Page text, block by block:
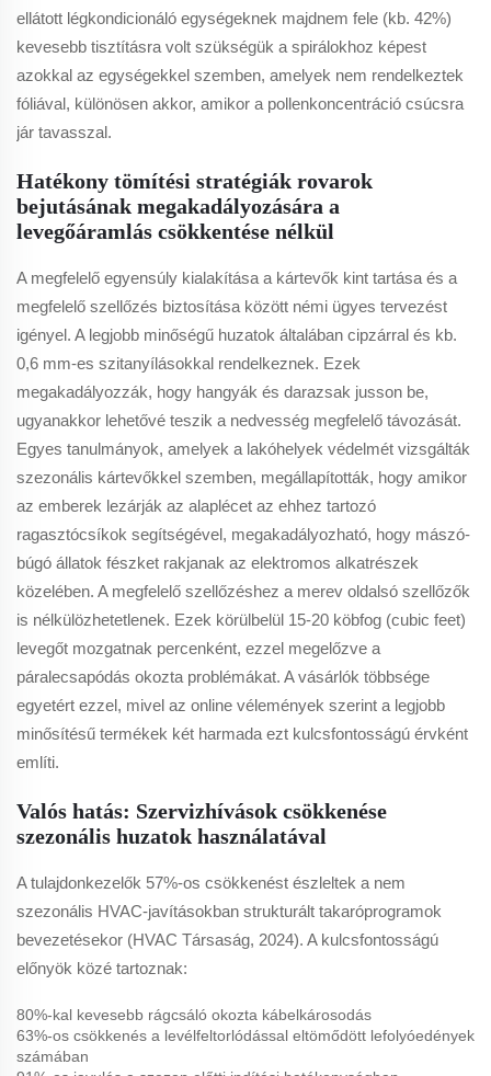
ellátott légkondicionáló egységeknek majdnem fele (kb. 42%)
kevesebb tisztításra volt szükségük a spirálokhoz képest
azokkal az egységekkel szemben, amelyek nem rendelkeztek
fóliával, különösen akkor, amikor a pollenkoncentráció csúcsra
jár tavasszal.
Hatékony tömítési stratégiák rovarok
bejutásának megakadályozására a
levegőáramlás csökkentése nélkül
A megfelelő egyensúly kialakítása a kártevők kint tartása és a
megfelelő szellőzés biztosítása között némi ügyes tervezést
igényel. A legjobb minőségű huzatok általában cipzárral és kb.
0,6 mm-es szitanyílásokkal rendelkeznek. Ezek
megakadályozzák, hogy hangyák és darazsak jusson be,
ugyanakkor lehetővé teszik a nedvesség megfelelő távozását.
Egyes tanulmányok, amelyek a lakóhelyek védelmét vizsgálták
szezonális kártevőkkel szemben, megállapították, hogy amikor
az emberek lezárják az alaplécet az ehhez tartozó
ragasztócsíkok segítségével, megakadályozható, hogy mászó-
búgó állatok fészket rakjanak az elektromos alkatrészek
közelében. A megfelelő szellőzéshez a merev oldalsó szellőzők
is nélkülözhetetlenek. Ezek körülbelül 15-20 köbfog (cubic feet)
levegőt mozgatnak percenként, ezzel megelőzve a
páralecsapódás okozta problémákat. A vásárlók többsége
egyetért ezzel, mivel az online vélemények szerint a legjobb
minősítésű termékek két harmada ezt kulcsfontosságú érvként
említi.
Valós hatás: Szervizhívások csökkenése
szezonális huzatok használatával
A tulajdonkezelők 57%-os csökkenést észleltek a nem
szezonális HVAC-javításokban strukturált takaróprogramok
bevezetésekor (HVAC Társaság, 2024). A kulcsfontosságú
előnyök közé tartoznak:
80%-kal kevesebb rágcsáló okozta kábelkárosodás
63%-os csökkenés a levélfeltorlódással eltömődött lefolyóedények
számában